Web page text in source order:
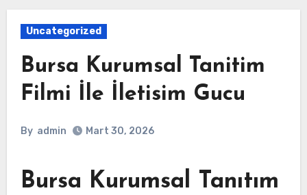
Uncategorized
Bursa Kurumsal Tanitim
Filmi İle İletisim Gucu
By admin Mart 30, 2026
Bursa Kurumsal Tanıtım